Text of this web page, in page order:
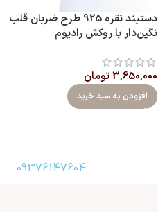
دستبند نقره 925 طرح ضربان قلب
نگین‌دار با روکش رادیوم
3,650,000تومان
افزودن به سبد خرید
09376147604